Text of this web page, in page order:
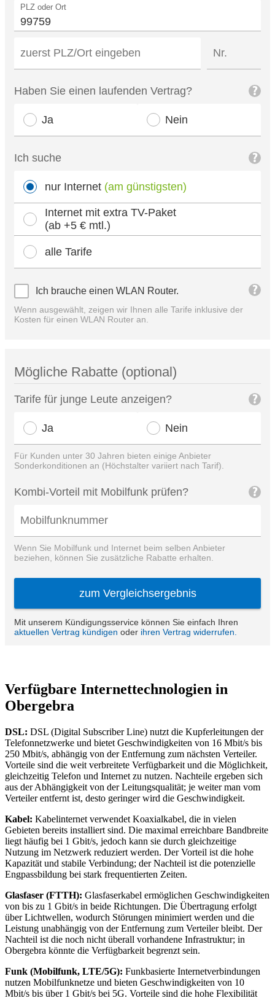
Verfügbare Internettechnologien in
Obergebra
DSL: DSL (Digital Subscriber Line) nutzt die Kupferleitungen der
Telefonnetzwerke und bietet Geschwindigkeiten von 16 Mbit/s bis
250 Mbit/s, abhängig von der Entfernung zum nächsten Verteiler.
Vorteile sind die weit verbreitete Verfügbarkeit und die Möglichkeit,
gleichzeitig Telefon und Internet zu nutzen. Nachteile ergeben sich
aus der Abhängigkeit von der Leitungsqualität; je weiter man vom
Verteiler entfernt ist, desto geringer wird die Geschwindigkeit.
Kabel: Kabelinternet verwendet Koaxialkabel, die in vielen
Gebieten bereits installiert sind. Die maximal erreichbare Bandbreite
liegt häufig bei 1 Gbit/s, jedoch kann sie durch gleichzeitige
Nutzung im Netzwerk reduziert werden. Der Vorteil ist die hohe
Kapazität und stabile Verbindung; der Nachteil ist die potenzielle
Engpassbildung bei stark frequentierten Zeiten.
Glasfaser (FTTH): Glasfaserkabel ermöglichen Geschwindigkeiten
von bis zu 1 Gbit/s in beide Richtungen. Die Übertragung erfolgt
über Lichtwellen, wodurch Störungen minimiert werden und die
Leistung unabhängig von der Entfernung zum Verteiler bleibt. Der
Nachteil ist die noch nicht überall vorhandene Infrastruktur; in
Obergebra könnte die Verfügbarkeit begrenzt sein.
Funk (Mobilfunk, LTE/5G): Funkbasierte Internetverbindungen
nutzen Mobilfunknetze und bieten Geschwindigkeiten von 10
Mbit/s bis über 1 Gbit/s bei 5G. Vorteile sind die hohe Flexibilität